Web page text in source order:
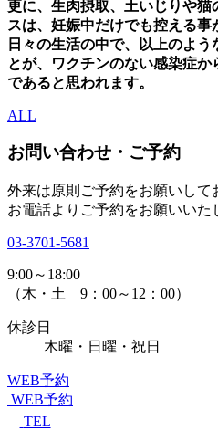
更に、生肉摂取、土いじりや
スは、妊娠中だけでも控える事
日々の生活の中で、以上のよ
とが、ワクチンのない感染症か
であると思われます。
ALL
お問い合わせ・ご予約
外来は原則ご予約をお願いして
お電話よりご予約をお願いいた
03-3701-5681
9:00～18:00
（木・土 9：00～12：00）
休診日
木曜・日曜・祝日
WEB予約
WEB予約
TEL